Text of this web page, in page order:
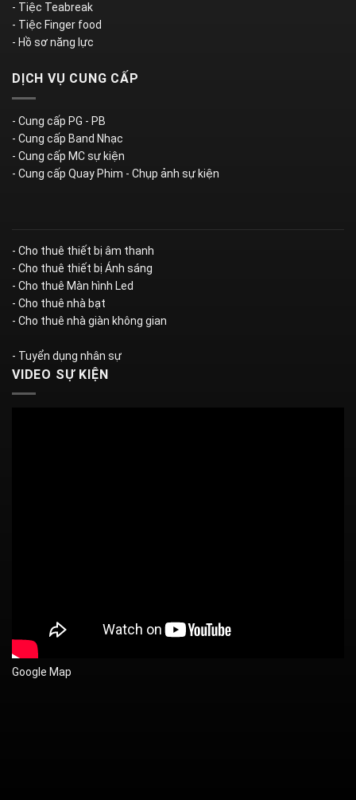
- Tiệc Teabreak
- Tiệc Finger food
- Hồ sơ năng lực
DỊCH VỤ CUNG CẤP
- Cung cấp PG - PB
- Cung cấp Band Nhạc
- Cung cấp MC sự kiện
- Cung cấp Quay Phim - Chụp ảnh sự kiện
- Cho thuê thiết bị âm thanh
- Cho thuê thiết bị Ánh sáng
- Cho thuê Màn hình Led
- Cho thuê nhà bạt
- Cho thuê nhà giàn không gian
- Tuyển dụng nhân sự
VIDEO SỰ KIỆN
Google Map